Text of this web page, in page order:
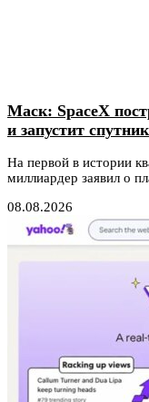
Маск: SpaceX
и запустит
На первой в истории
миллиардер заявил о
08.08.2026